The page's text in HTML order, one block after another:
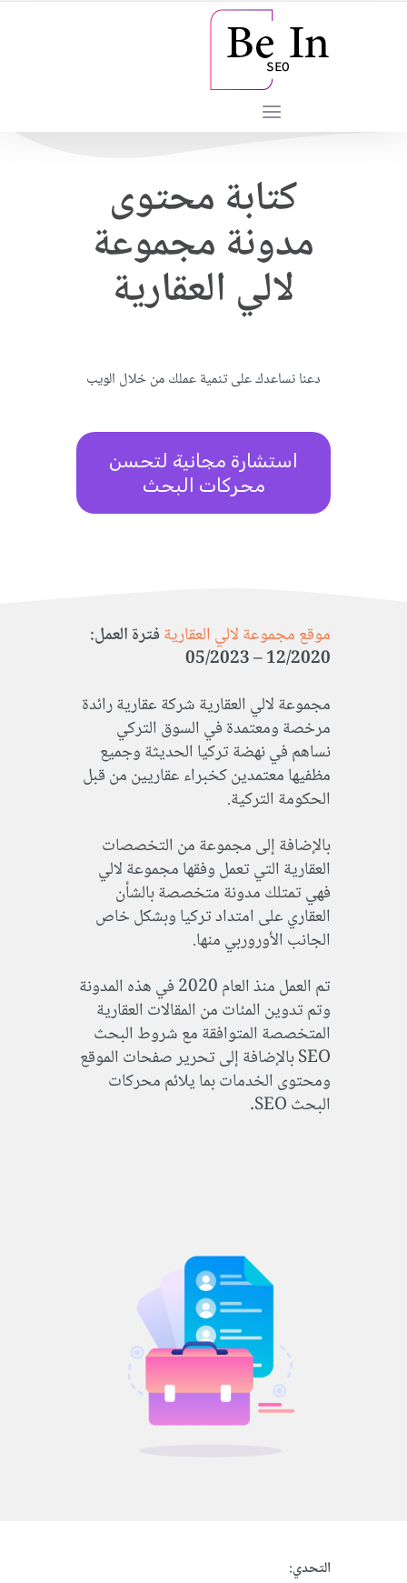
كتابة محتوى
مدونة مجموعة
لالي العقارية
دعنا نساعدك على تنمية عملك من خلال الويب
استشارة مجانية لتحسن
محركات البحث
موقع مجموعة لالي العقاريةفترة العمل:
12/2020 –
05/2023
مجموعة لالي العقارية شركة عقارية رائدة
مرخصة ومعتمدة في السوق التركي
نساهم في نهضة تركيا الحديثة وجميع
مظفيها معتمدين كخبراء عقاريين من قبل
الحكومة التركية.
بالإضافة إلى مجموعة من التخصصات
العقارية التي تعمل وفقها مجموعة لالي
فهي تمتلك مدونة متخصصة بالشأن
العقاري على امتداد تركيا وبشكل خاص
الجانب الأوروربي منها.
تم العمل منذ العام 2020 في هذه المدونة
وتم تدوين المئات من المقالات العقارية
المتخصصة المتوافقة مع شروط البحث
SEO بالإضافة إلى تحرير صفحات الموقع
ومحتوى الخدمات بما يلائم محركات
البحث SEO.
التحدي: